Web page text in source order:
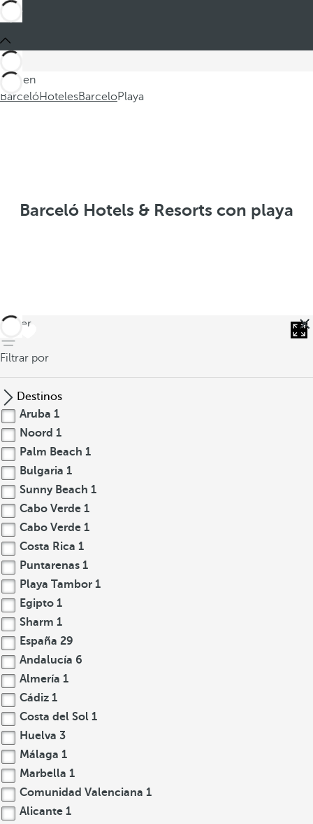
Está en
BarcelóHotelesBarceloPlaya
Barceló Hotels & Resorts con playa
volver
Filtrar por
Destinos
Aruba 1
Noord 1
Palm Beach 1
Bulgaria 1
Sunny Beach 1
Cabo Verde 1
Cabo Verde 1
Costa Rica 1
Puntarenas 1
Playa Tambor 1
Egipto 1
Sharm 1
España 29
Andalucía 6
Almería 1
Cádiz 1
Costa del Sol 1
Huelva 3
Málaga 1
Marbella 1
Comunidad Valenciana 1
Alicante 1